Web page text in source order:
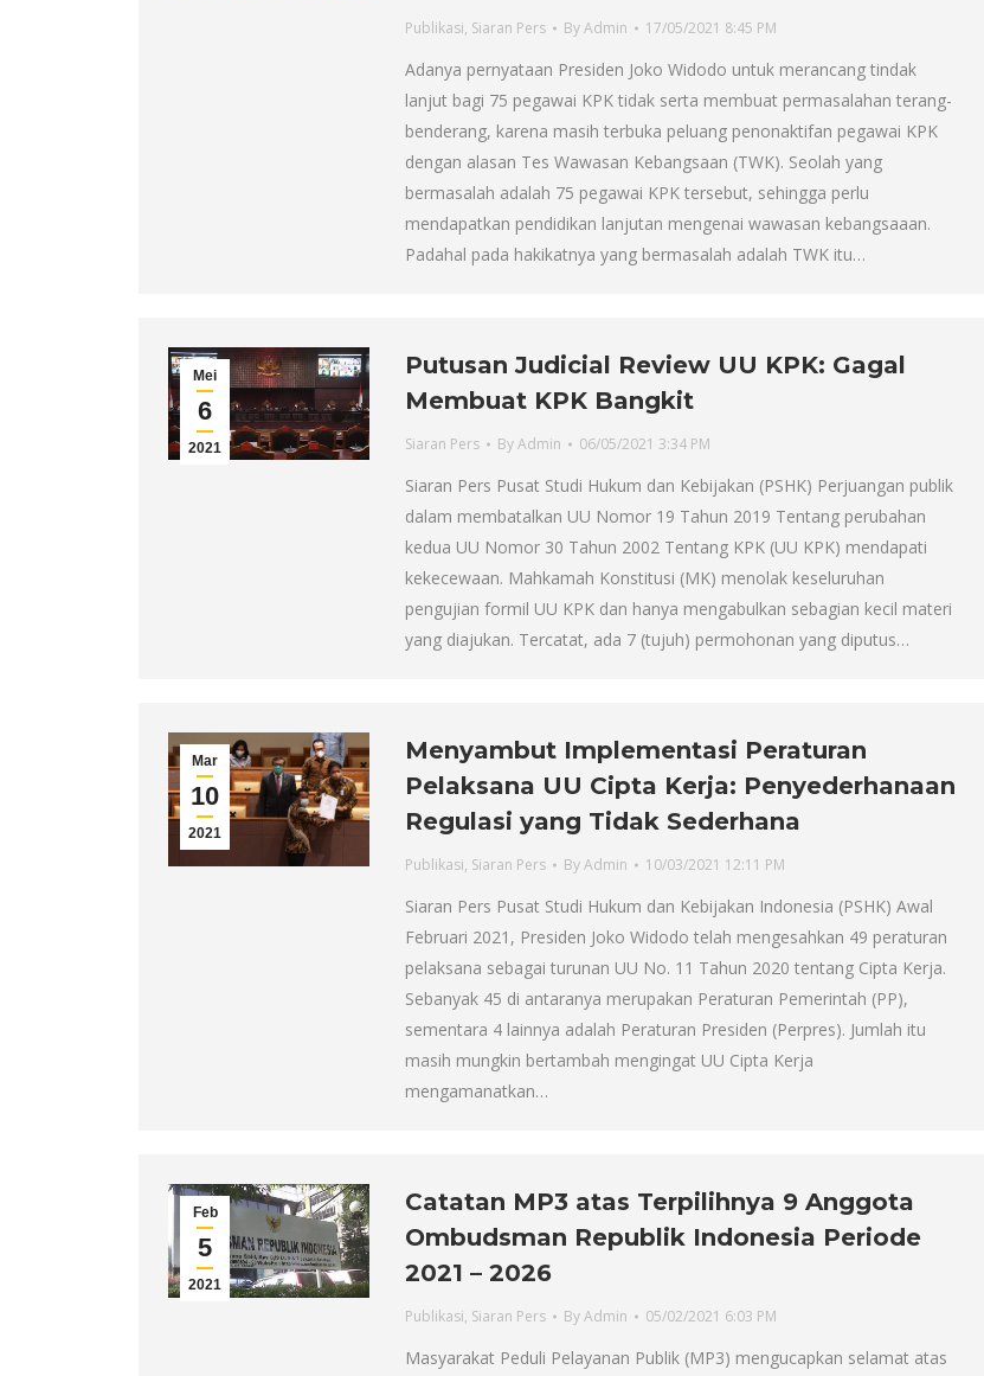
Publikasi, Siaran Pers ByAdmin 17/05/2021 8:45 PM
Adanya pernyataan Presiden Joko Widodo untuk merancang tindak
lanjut bagi 75 pegawai KPK tidak serta membuat permasalahan terang-
benderang, karena masih terbuka peluang penonaktifan pegawai KPK
dengan alasan Tes Wawasan Kebangsaan (TWK). Seolah yang
bermasalah adalah 75 pegawai KPK tersebut, sehingga perlu
mendapatkan pendidikan lanjutan mengenai wawasan kebangsaaan.
Padahal pada hakikatnya yang bermasalah adalah TWK itu…
Mei
6
2021
Putusan Judicial Review UU KPK: Gagal
Membuat KPK Bangkit
Siaran Pers ByAdmin 06/05/2021 3:34 PM
Siaran Pers Pusat Studi Hukum dan Kebijakan (PSHK) Perjuangan publik
dalam membatalkan UU Nomor 19 Tahun 2019 Tentang perubahan
kedua UU Nomor 30 Tahun 2002 Tentang KPK (UU KPK) mendapati
kekecewaan. Mahkamah Konstitusi (MK) menolak keseluruhan
pengujian formil UU KPK dan hanya mengabulkan sebagian kecil materi
yang diajukan. Tercatat, ada 7 (tujuh) permohonan yang diputus…
Mar
10
2021
Menyambut Implementasi Peraturan
Pelaksana UU Cipta Kerja: Penyederhanaan
Regulasi yang Tidak Sederhana
Publikasi, Siaran Pers ByAdmin 10/03/2021 12:11 PM
Siaran Pers Pusat Studi Hukum dan Kebijakan Indonesia (PSHK) Awal
Februari 2021, Presiden Joko Widodo telah mengesahkan 49 peraturan
pelaksana sebagai turunan UU No. 11 Tahun 2020 tentang Cipta Kerja.
Sebanyak 45 di antaranya merupakan Peraturan Pemerintah (PP),
sementara 4 lainnya adalah Peraturan Presiden (Perpres). Jumlah itu
masih mungkin bertambah mengingat UU Cipta Kerja
mengamanatkan…
Feb
5
2021
Catatan MP3 atas Terpilihnya 9 Anggota
Ombudsman Republik Indonesia Periode
2021 – 2026
Publikasi, Siaran Pers ByAdmin 05/02/2021 6:03 PM
Masyarakat Peduli Pelayanan Publik (MP3) mengucapkan selamat atas